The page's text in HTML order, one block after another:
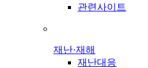
관련사이트
재난·재해
재난대응